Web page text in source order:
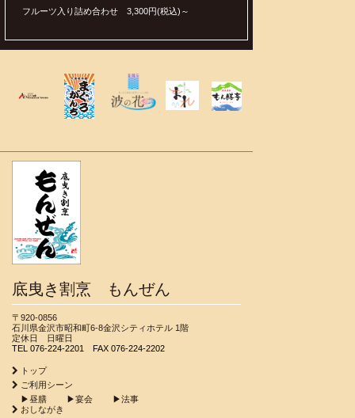
フルーツ入り詰め合わせ 3,300円(税込)～
底曳き割烹 もんぜん
〒920-0856
石川県金沢市昭和町6-8金沢シティホテル 1階
定休日 日曜日
TEL 076-224-2201 FAX 076-224-2202
トップ
ご利用シーン
▶︎昼膳
▶︎宴会
▶︎法事
おしながき